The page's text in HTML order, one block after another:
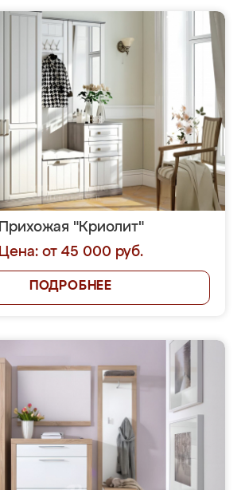
Прихожая "Криолит"
Цена: от 45 000 руб.
ПОДРОБНЕЕ